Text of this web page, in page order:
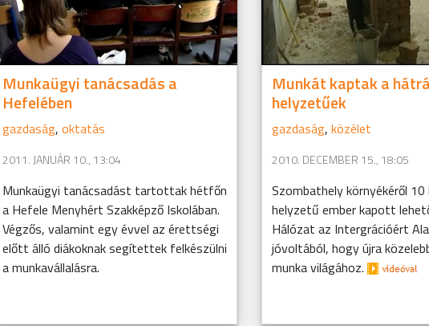
Munkaügyi tanácsadás a
Hefelében
gazdaság, oktatás
2011. JANUÁR 10., 13:04
Munkaügyi tanácsadást tartottak hétfőn
a Hefele Menyhért Szakképző Iskolában.
Végzős, valamint egy évvel az érettségi
előtt álló diákoknak segítettek felkészülni
a munkavállalásra.
Munkát kaptak a
helyzetűek
gazdaság, közélet
2010. DECEMBER 15., 18:05
Szombathely környékéről
helyzetű ember kapott
Hálózat az Intergrációért
jóvoltából, hogy újra
munka világához.